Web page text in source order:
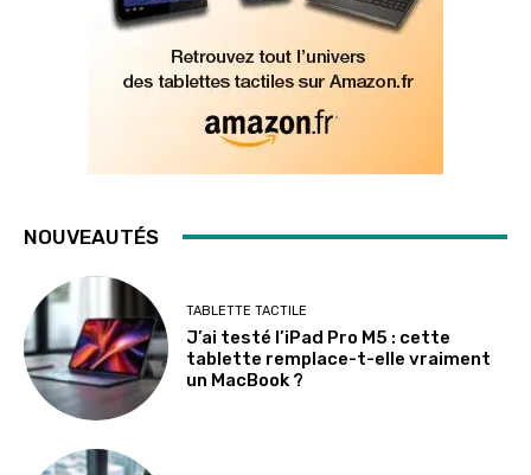
NOUVEAUTÉS
TABLETTE TACTILE
J’ai testé l’iPad Pro M5 : cette
tablette remplace-t-elle vraiment
un MacBook ?